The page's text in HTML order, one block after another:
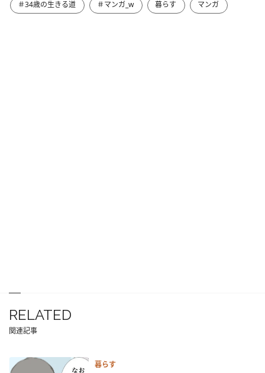
＃34歳の生きる道 ＃マンガ_w 暮らす マンガ
RELATED
関連記事
暮らす